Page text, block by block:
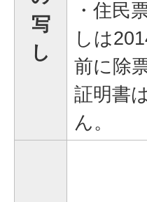
写
し
・住民
しは
前に除
証明書
ん。